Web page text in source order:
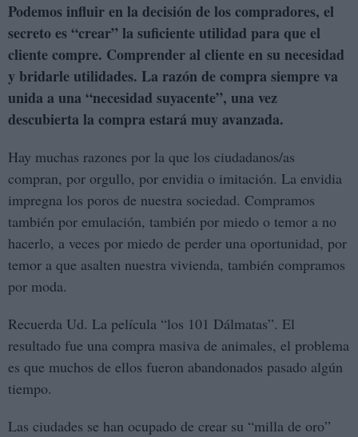
Podemos influir en la decisión de los compradores, el
secreto es “crear” la suficiente utilidad para que el
cliente compre. Comprender al cliente en su necesidad
y bridarle utilidades. La razón de compra siempre va
unida a una “necesidad suyacente”, una vez
descubierta la compra estará muy avanzada.
Hay muchas razones por la que los ciudadanos/as
compran, por orgullo, por envidia o imitación. La envidia
impregna los poros de nuestra sociedad. Compramos
también por emulación, también por miedo o temor a no
hacerlo, a veces por miedo de perder una oportunidad, por
temor a que asalten nuestra vivienda, también compramos
por moda.
Recuerda Ud. La película “los 101 Dálmatas”. El
resultado fue una compra masiva de animales, el problema
es que muchos de ellos fueron abandonados pasado algún
tiempo.
Las ciudades se han ocupado de crear su “milla de oro”